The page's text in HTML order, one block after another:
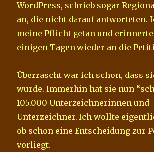
WordPress, schrieb sogar
an, die nicht darauf antworteten.
meine Pflicht getan und
einigen Tagen wieder an die
Überrascht war ich schon, dass
wurde. Immerhin hat sie nun
105.000 Unterzeichnerinnen und
Unterzeichner. Ich wollte
ob schon eine Entscheidung zur
vorliegt.